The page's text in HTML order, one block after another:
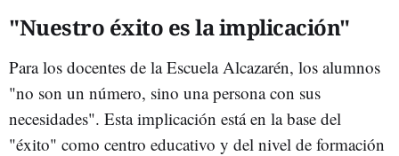
"Nuestro éxito es la implicación"
Para los docentes de la Escuela Alcazarén, los alumnos
"no son un número, sino una persona con sus
necesidades". Esta implicación está en la base del
"éxito" como centro educativo y del nivel de formación